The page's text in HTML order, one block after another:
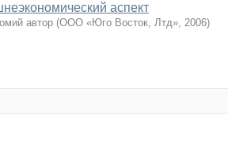
аспект
автор (ООО «Юго Восток, Лтд», 2006)